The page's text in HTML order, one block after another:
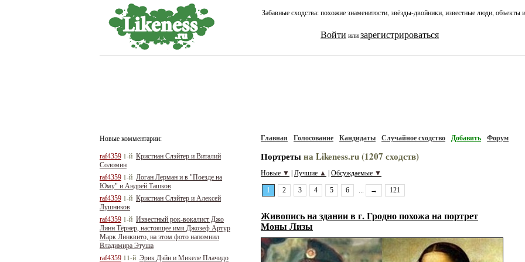
Забавные сходства: похожие знаменитости, звёзды-двойники, известные люди, объекты
Войти или зарегистрироваться
Новые комментарии:
raf4359 1-й Кристиан Слэйтер и Виталий
Соломин
raf4359 1-й Логан Лерман и в "Поезде на
Юму" и Андрей Ташков
raf4359 1-й Кристиан Слэйтер и Алексей
Лушников
raf4359 1-й Известный рок-вокалист Джо
Линн Тёрнер, настоящее имя Джозеф Артур
Марк Линквито, на этом фото напомнил
Владимира Этуша
raf4359 11-й Эрик Дэйн и Микеле Плачидо
Главная Голосование Кандидаты Случайное сходство Добавить Форум
Портретына Likeness.ru (1207 сходств)
Новые ▼ Лучшие ▲ Обсуждаемые ▼
1 2 3 4 5 6 ... → 121
Живопись на здании в г. Гродно похожа на портрет
Моны Лизы